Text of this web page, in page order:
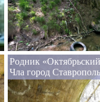
Родник
Чла город Ставрополь